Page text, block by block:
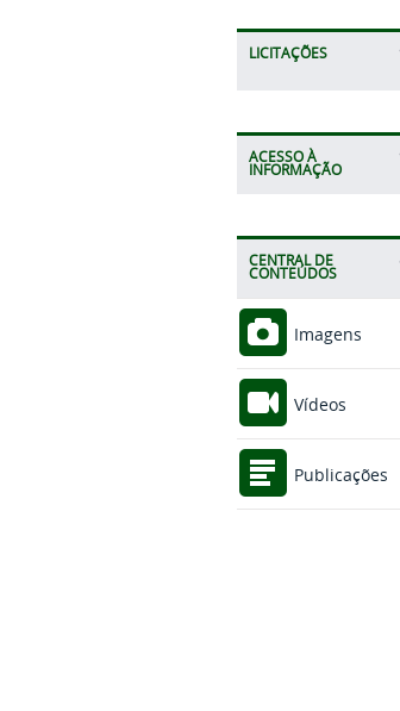
LICITAÇÕES
ACESSO À
INFORMAÇÃO
CENTRAL DE
CONTEÚDOS
Imagens
Vídeos
Publicações